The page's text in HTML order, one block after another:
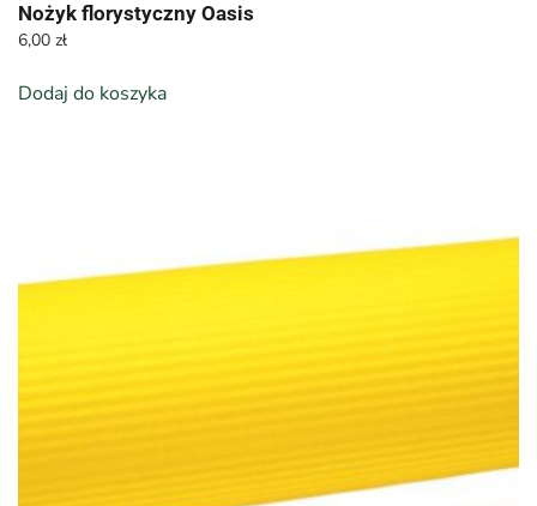
Nożyk florystyczny Oasis
6,00 zł
Dodaj do koszyka